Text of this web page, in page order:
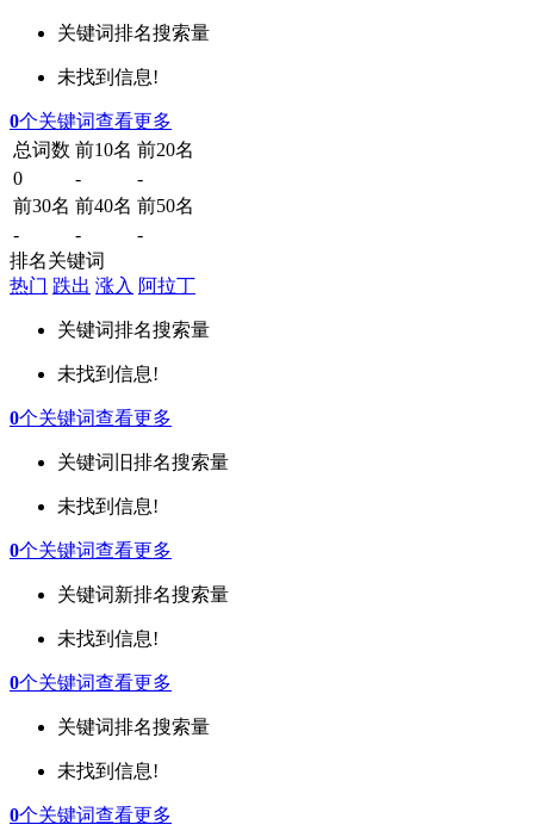
关键词排名搜索量
未找到信息!
0个关键词查看更多
总词数 前10名 前20名
0
-
-
前30名 前40名 前50名
-
-
-
排名关键词
热门 跌出 涨入 阿拉丁
关键词排名搜索量
未找到信息!
0个关键词查看更多
关键词 旧排名搜索量
未找到信息!
0个关键词查看更多
关键词新排名搜索量
未找到信息!
0个关键词查看更多
关键词排名搜索量
未找到信息!
0个关键词查看更多